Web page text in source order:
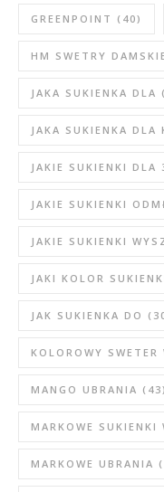
GREENPOINT (40)
HM SWETRY DAMSKIE
JAKA SUKIENKA DLA
JAKA SUKIENKA DLA
JAKIE SUKIENKI DLA
JAKIE SUKIENKI
JAKIE SUKIENKI
JAKI KOLOR
JAK SUKIENKA DO
KOLOROWY SWETER
MANGO UBRANIA (43)
MARKOWE SUKIENKI
MARKOWE UBRANIA